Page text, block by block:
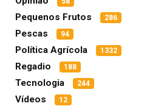
Pequenos Frutos 286
Pescas 94
Política Agrícola 1332
Regadio 188
Tecnologia 244
Vídeos 12